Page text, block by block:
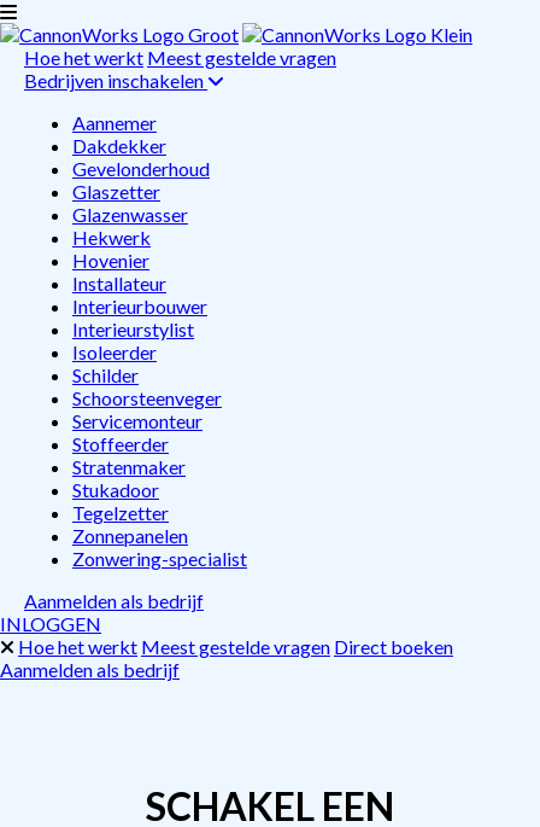
Hoe het werkt Meest gestelde vragen
Bedrijven inschakelen
Aannemer
Dakdekker
Gevelonderhoud
Glaszetter
Glazenwasser
Hekwerk
Hovenier
Installateur
Interieurbouwer
Interieurstylist
Isoleerder
Schilder
Schoorsteenveger
Servicemonteur
Stoffeerder
Stratenmaker
Stukadoor
Tegelzetter
Zonnepanelen
Zonwering-specialist
Aanmelden als bedrijf
INLOGGEN
Hoe het werkt Meest gestelde vragen Direct boeken
Aanmelden als bedrijf
SCHAKEL EEN